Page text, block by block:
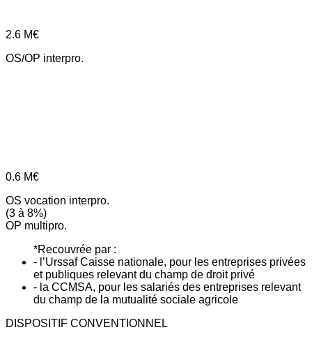
2.6 M€
OS/OP interpro.
0.6 M€
OS vocation interpro.
(3 à 8%)
OP multipro.
*Recouvrée par :
- l’Urssaf Caisse nationale, pour les entreprises privées
et publiques relevant du champ de droit privé
- la CCMSA, pour les salariés des entreprises relevant
du champ de la mutualité sociale agricole
DISPOSITIF CONVENTIONNEL